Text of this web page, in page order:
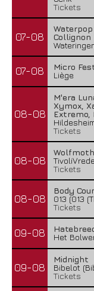
Tickets
07-08
Waterpop
Collignon
07-08
Micro
Liège
08-08
M'era
Xymox,
Extremo,
Tickets
08-08
Tickets
08-08
Body
013 (013
Tickets
09-08
Het
09-08
Midnight
Bibelot
Tickets